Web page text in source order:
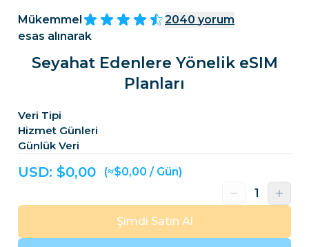
Mükemmel 2040 yorum
esas alınarak
Seyahat Edenlere Yönelik eSIM
Planları
Veri Tipi
Hizmet Günleri
Günlük Veri
USD: $0,00 (≈$0,00 / Gün)
Şimdi Satın Al